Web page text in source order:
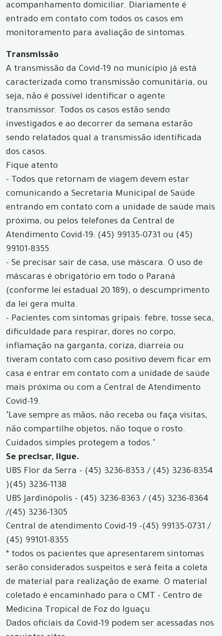
acompanhamento domiciliar. Diariamente é
entrado em contato com todos os casos em
monitoramento para avaliação de sintomas.
Transmissão
A transmissão da Covid-19 no município já está
caracterizada como transmissão comunitária, ou
seja, não é possível identificar o agente
transmissor. Todos os casos estão sendo
investigados e ao decorrer da semana estarão
sendo relatados qual a transmissão identificada
dos casos.
Fique atento
- Todos que retornam de viagem devem estar
comunicando a Secretaria Municipal de Saúde
entrando em contato com a unidade de saúde mais
próxima, ou pelos telefones da Central de
Atendimento Covid-19: (45) 99135-0731 ou (45)
99101-8355.
- Se precisar sair de casa, use máscara. O uso de
máscaras é obrigatório em todo o Paraná
(conforme lei estadual 20.189), o descumprimento
da lei gera multa.
- Pacientes com sintomas gripais: febre, tosse seca,
dificuldade para respirar, dores no corpo,
inflamação na garganta, coriza, diarreia ou
tiveram contato com caso positivo devem ficar em
casa e entrar em contato com a unidade de saúde
mais próxima ou com a Central de Atendimento
Covid-19.
"Lave sempre as mãos, não receba ou faça visitas,
não compartilhe objetos, não toque o rosto.
Cuidados simples protegem a todos."
Se precisar, ligue.
UBS Flor da Serra - (45) 3236-8353 / (45) 3236-8354
)(45) 3236-1138
UBS Jardinópolis - (45) 3236-8363 / (45) 3236-8364
/(45) 3236-1305
Central de atendimento Covid-19 -(45) 99135-0731 /
(45) 99101-8355
* todos os pacientes que apresentarem sintomas
serão considerados suspeitos e será feita a coleta
de material para realização de exame. O material
coletado é encaminhado para o CMT - Centro de
Medicina Tropical de Foz do Iguaçu.
Dados oficiais da Covid-19 podem ser acessadas nos